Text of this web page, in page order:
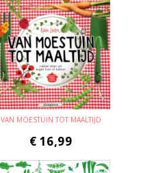
VAN MOESTUIN TOT MAALTIJD
€ 16,99